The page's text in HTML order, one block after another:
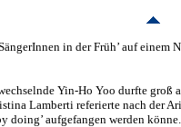
in der Früh’ auf
Yin-Ho Yoo durfte
Lamberti referierte nach der
doing’ aufgefangen werden könne.